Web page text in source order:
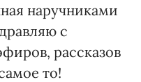
наручниками
с
рассказов
то!